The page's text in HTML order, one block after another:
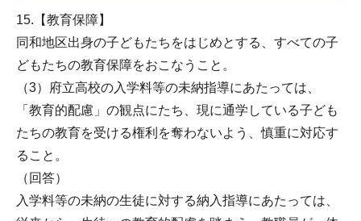
15.【教育保障】
同和地区出身の子どもたちをはじめとする、すべての子
どもたちの教育保障をおこなうこと。
（3）府立高校の入学料等の未納指導にあたっては、
「教育的配慮」の観点にたち、現に通学している子ども
たちの教育を受ける権利を奪わないよう、慎重に対応す
ること。
（回答）
入学料等の未納の生徒に対する納入指導にあたっては、